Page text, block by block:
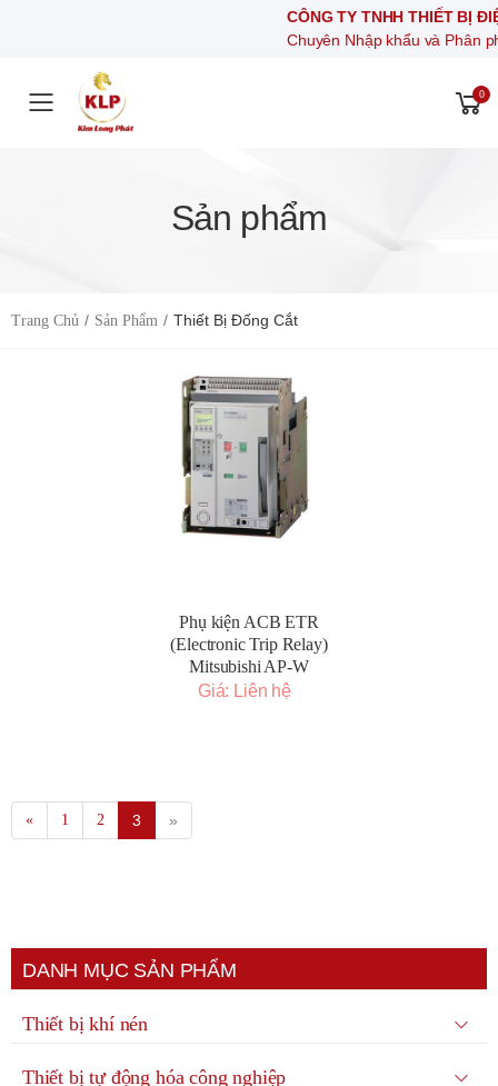
CÔNG TY TNHH THIẾT BỊ
Chuyên Nhập khẩu và Phân
Toggle mobile menu
0
Sản phẩm
Trang Chủ Sản Phẩm Thiết Bị Đống Cắt
Phụ kiện ACB ETR
(Electronic Trip Relay)
Mitsubishi AP-W
Giá: Liên hệ
« 1 2 3 »
DANH MỤC SẢN PHẨM
Thiết bị khí nén
Thiết bị tự động hóa công nghiệp